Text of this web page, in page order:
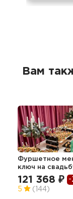
Вам
Фуршетное
ключ на
121 368 ₽ -
5 (144)